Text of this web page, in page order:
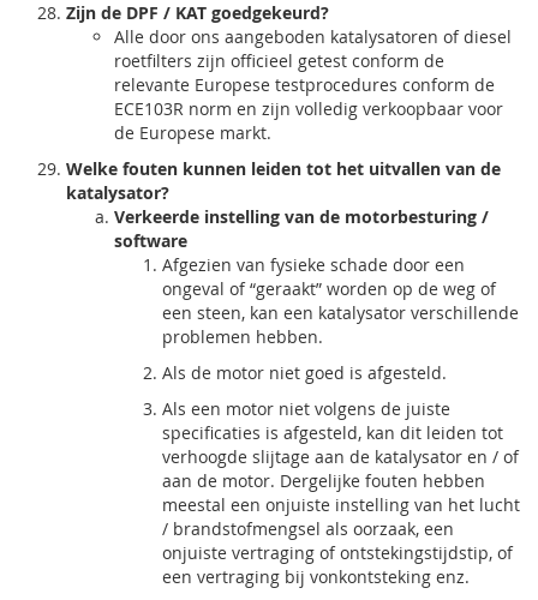
Zijn de DPF / KAT goedgekeurd?
Alle door ons aangeboden katalysatoren of diesel
roetfilters zijn officieel getest conform de
relevante Europese testprocedures conform de
ECE103R norm en zijn volledig verkoopbaar voor
de Europese markt.
Welke fouten kunnen leiden tot het uitvallen van de
katalysator?
Verkeerde instelling van de motorbesturing /
software
Afgezien van fysieke schade door een
ongeval of “geraakt” worden op de weg of
een steen, kan een katalysator verschillende
problemen hebben.
Als de motor niet goed is afgesteld.
Als een motor niet volgens de juiste
specificaties is afgesteld, kan dit leiden tot
verhoogde slijtage aan de katalysator en / of
aan de motor. Dergelijke fouten hebben
meestal een onjuiste instelling van het lucht
/ brandstofmengsel als oorzaak, een
onjuiste vertraging of ontstekingstijdstip, of
een vertraging bij vonkontsteking enz.